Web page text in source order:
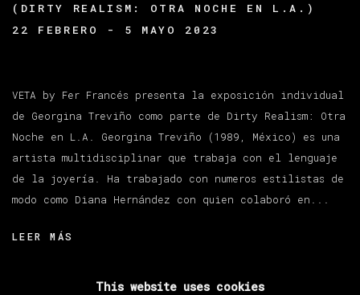
(DIRTY REALISM: OTRA NOCHE EN L.A.)
22 FEBRERO - 5 MAYO 2023
VETA by Fer Francés presenta la exposición individual
de Georgina Treviño como parte de Dirty Realism: Otra
Noche en L.A. Georgina Treviño (1989, México) es una
artista multidisciplinar que trabaja con el lenguaje
de la joyería. Ha trabajado con numeros estilistas de
modo como Diana Hernández con quien colaboró en...
LEER MÁS
This website uses cookies